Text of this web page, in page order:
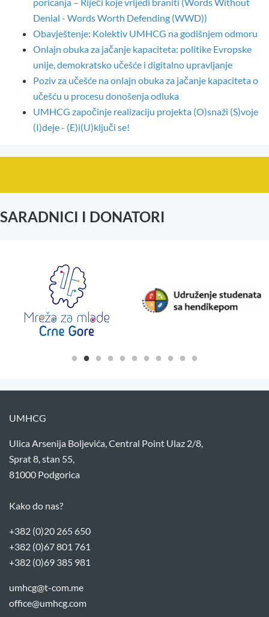
Denial - Words Worth Defending (WWD))
Obavještenje: Kolektiv UMHCG na godišnjem odmoru
Onlajn obuka za jačanje kapaciteta: politike Evropske
unije, demokratsko učešće i digitalno upravljanje
Poziv za učešće na onlajn obuka za jačanje kapaciteta o
učešću u procesu donošenja odluka
UMHCG započinje realizaciju projekta (O)snaži (S)voje
(I)deje - (E)i(U)ključi se!
SARADNICI I DONATORI
UMHCG
Ulica Arsenija Boljevića, Central Point Ulaz 2/8,
Sprat 8, stan 55,
81000 Podgorica
Kako do nas?
+382 (0)20 265 650
+382 (0)67 801 761
+382 (0)69 385 981
umhcg@t-com.me
office@umhcg.com